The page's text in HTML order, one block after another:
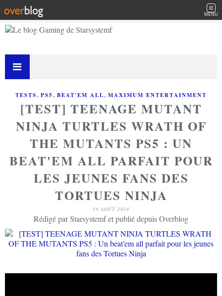
MENU
TESTS, PS5 , BEAT'EM ALL, MAXIMUM ENTERTAINMENT
[TEST] TEENAGE MUTANT
NINJA TURTLES WRATH OF
THE MUTANTS PS5 : UN
BEAT'EM ALL PARFAIT POUR
LES JEUNES FANS DES
TORTUES NINJA
16 AOÛT 2024
Rédigé par Starsystemf et publié depuis Overblog